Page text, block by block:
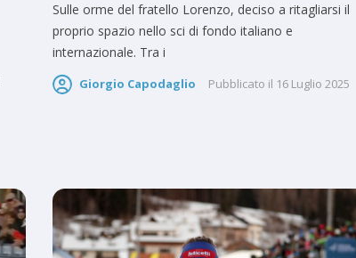
Sulle orme del fratello Lorenzo, deciso a ritagliarsi il
proprio spazio nello sci di fondo italiano e
internazionale. Tra i
Giorgio Capodaglio Pubblicato il 16 Luglio 2025